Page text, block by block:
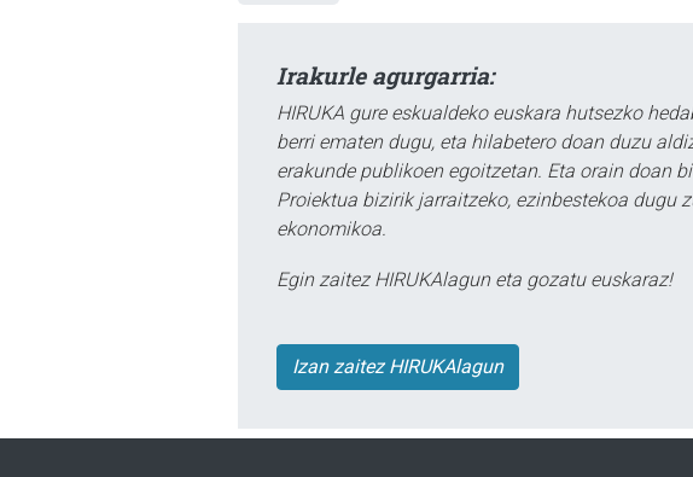
Irakurle agurgarria:
HIRUKA gure eskualdeko euskara hutsezko
berri ematen dugu, eta hilabetero doan duzu
erakunde publikoen egoitzetan. Eta orain doan
Proiektua bizirik jarraitzeko, ezinbestekoa dugu
ekonomikoa.
Egin zaitez HIRUKAlagun eta gozatu euskaraz!
Izan zaitez HIRUKAlagun